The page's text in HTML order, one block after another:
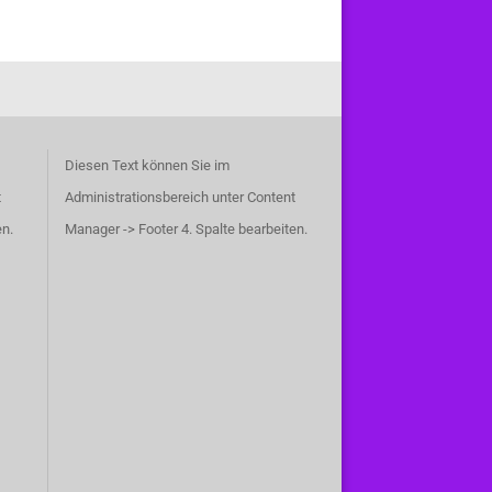
Diesen Text können Sie im
Administrationsbereich unter Content
Manager -> Footer 4. Spalte bearbeiten.